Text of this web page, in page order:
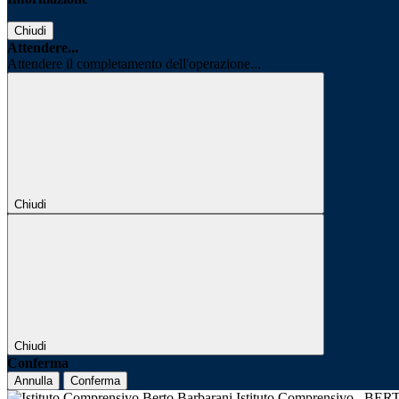
Chiudi
Attendere...
Attendere il completamento dell'operazione...
Chiudi
Chiudi
Conferma
Annulla Conferma